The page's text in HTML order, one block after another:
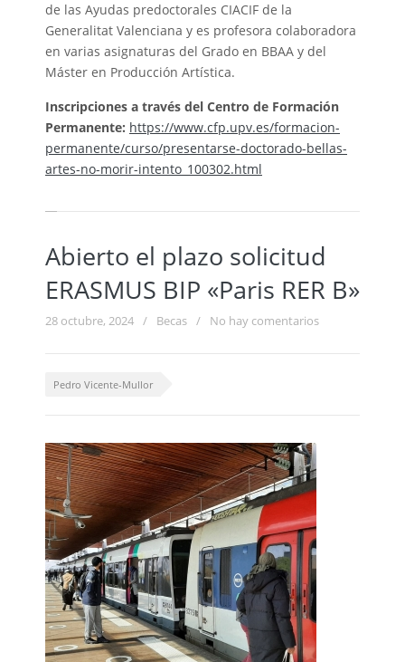
de las Ayudas predoctorales CIACIF de la
Generalitat Valenciana y es profesora colaboradora
en varias asignaturas del Grado en BBAA y del
Máster en Producción Artística.
Inscripciones a través del Centro de Formación
Permanente: https://www.cfp.upv.es/formacion-
permanente/curso/presentarse-doctorado-bellas-
artes-no-morir-intento_100302.html
Abierto el plazo solicitud
ERASMUS BIP «Paris RER B»
28 octubre, 2024 / Becas / No hay comentarios
Pedro Vicente-Mullor